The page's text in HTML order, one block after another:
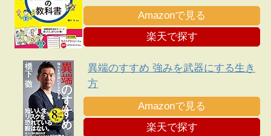
Amazonで見る
楽天で探す
異端のすすめ 強みを武器にする生き
方
Amazonで見る
楽天で探す